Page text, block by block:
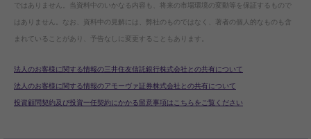
ではありません。当資料中のいかなる内容も、将来の市場環境の変動等を保証するもので
はありません。なお、資料中の見解には、弊社のものではなく、著者の個人的なものも含
まれていることがあり、予告なしに変更することもあります。
法人のお客様に関する情報の三井住友信託銀行株式会社との共有について
法人のお客様に関する情報のアモーヴァ証券株式会社との共有について
投資顧問契約及び投資一任契約にかかる留意事項はこちらをご覧ください